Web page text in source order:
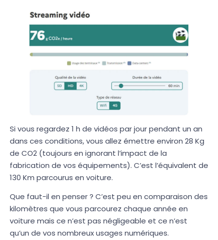
Si vous regardez 1 h de vidéos par jour pendant un an
dans ces conditions, vous allez émettre environ 28 Kg
de CO2 (toujours en ignorant l’impact de la
fabrication de vos équipements). C’est l’équivalent de
130 Km parcourus en voiture.
Que faut-il en penser ? C’est peu en comparaison des
kilomètres que vous parcourez chaque année en
voiture mais ce n’est pas négligeable et ce n’est
qu’un de vos nombreux usages numériques.